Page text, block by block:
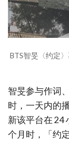
BTS智旻〈约定
智旻参与作词
时，一天内的
新该平台在 24
个月时，「约